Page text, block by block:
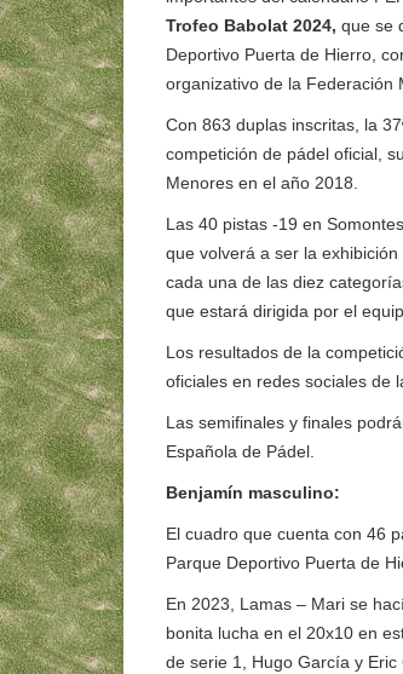
Trofeo Babolat 2024, que se
Deportivo Puerta de Hierro,
organizativo de la Federación
Con 863 duplas inscritas, la
competición de pádel oficial,
Menores en el año 2018.
Las 40 pistas -19 en
que volverá a ser la
cada una de las diez
que estará dirigida por el
Los resultados de la
oficiales en redes sociales de
Las semifinales y finales
Española de Pádel.
Benjamín masculino:
El cuadro que cuenta con 46
Parque Deportivo Puerta de
En 2023, Lamas – Mari se
bonita lucha en el 20x10 en
de serie 1, Hugo García y